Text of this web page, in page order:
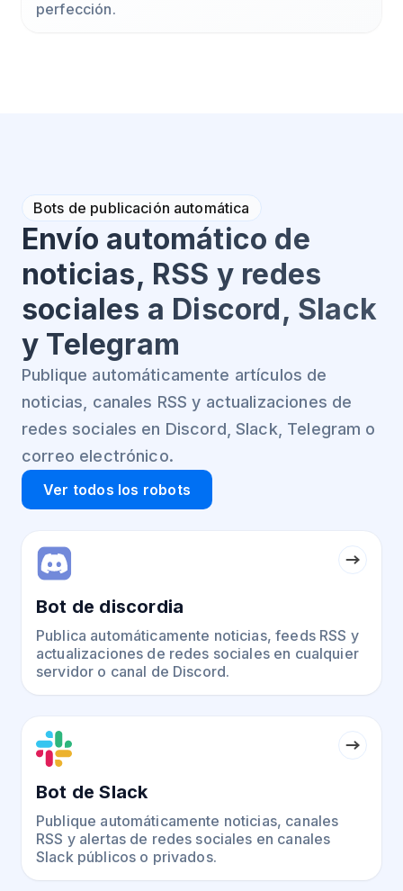
perfección.
Bots de publicación automática
Envío automático de
noticias, RSS y redes
sociales a Discord, Slack
y Telegram
Publique automáticamente artículos de
noticias, canales RSS y actualizaciones de
redes sociales en Discord, Slack, Telegram o
correo electrónico.
Ver todos los robots
Bot de discordia
Publica automáticamente noticias, feeds RSS y
actualizaciones de redes sociales en cualquier
servidor o canal de Discord.
Bot de Slack
Publique automáticamente noticias, canales
RSS y alertas de redes sociales en canales
Slack públicos o privados.